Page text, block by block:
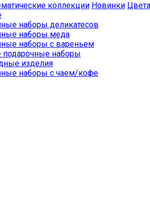
коллекции Новинки Цвета
наборы деликатесов
наборы меда
наборы с вареньем
подарочные наборы
изделия
наборы с чаем/кофе